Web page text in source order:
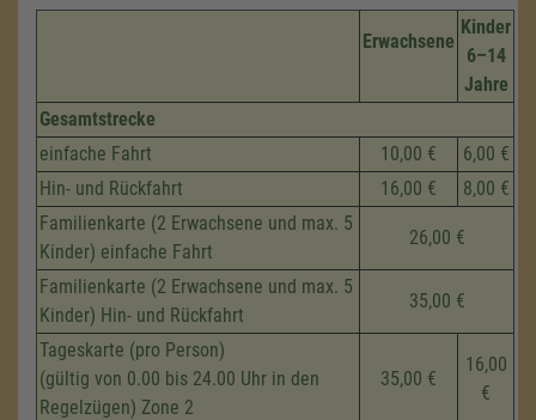
Erwachsene
Kinder
6–14
Jahre
Gesamtstrecke
einfache Fahrt
10,00 €
6,00 €
Hin- und Rückfahrt
16,00 €
8,00 €
Familienkarte (2 Erwachsene und max. 5
Kinder) einfache Fahrt
26,00 €
Familienkarte (2 Erwachsene und max. 5
Kinder) Hin- und Rückfahrt
35,00 €
Tageskarte (pro Person)
(gültig von 0.00 bis 24.00 Uhr in den
Regelzügen) Zone 2
35,00 €
16,00
€